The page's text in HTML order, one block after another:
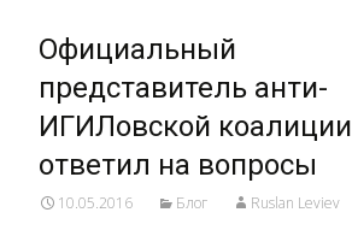
Официальный
представитель анти-
ИГИЛовской коалиции
ответил на вопросы
10.05.2016 Блог Ruslan Leviev